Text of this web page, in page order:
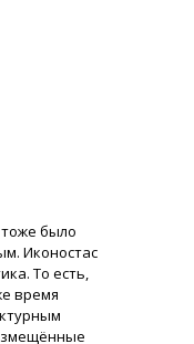
было
Иконостас
То есть,
время